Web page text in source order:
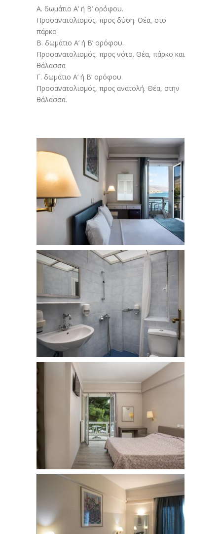
Α. δωμάτιο Α’ ή Β’ ορόφου.
Προσανατολισμός, προς δύση. Θέα, στο
πάρκο
Β. δωμάτιο Α’ ή Β’ ορόφου.
Προσανατολισμός, προς νότο. Θέα, πάρκο και
θάλασσα
Γ. δωμάτιο Α’ ή Β’ ορόφου.
Προσανατολισμός, προς ανατολή. Θέα, στην
θάλασσα.